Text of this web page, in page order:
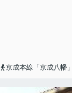
京成本線「京成八幡